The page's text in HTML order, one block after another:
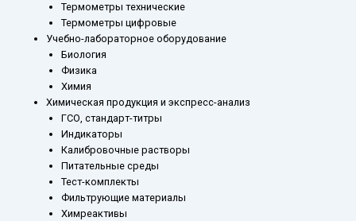
Термометры технические
Термометры цифровые
Учебно-лабораторное оборудование
Биология
Физика
Химия
Химическая продукция и экспресс-анализ
ГСО, стандарт-титры
Индикаторы
Калибровочные растворы
Питательные среды
Тест-комплекты
Фильтрующие материалы
Химреактивы